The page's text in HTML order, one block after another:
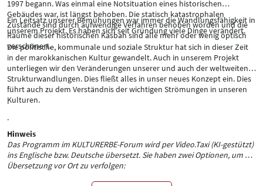
1997 begann. Was einmal eine Notsituation eines historischen
Gebäudes war, ist längst behoben. Die statisch katastrophalen
Zustände sind durch aufwendige Verfahren behoben worden und die
Räume dieser historischen Kasbah sind alle mehr oder wenig optisch
verschönert.
Ein Leitsatz unserer Bemühungen war immer die Wandlungsfähigkeit in
unserem Projekt. Es haben sich seit Gründung viele Dinge verändert.
Die politische, kommunale und soziale Struktur hat sich in dieser Zeit
in der marokkanischen Kultur gewandelt. Auch in unserem Projekt
unterliegen wir den Veränderungen unserer und auch der weltweiten
Strukturwandlungen. Dies fließt alles in unser neues Konzept ein. Dies
führt auch zu dem Verständnis der wichtigen Strömungen in unseren
Kulturen.
.
.
.
Hinweis
Das Programm im KULTURERBE-Forum wird per Video.Taxi (KI-gestützt)
ins Englische bzw. Deutsche übersetzt. Sie haben zwei Optionen, um die
Übersetzung vor Ort zu verfolgen: